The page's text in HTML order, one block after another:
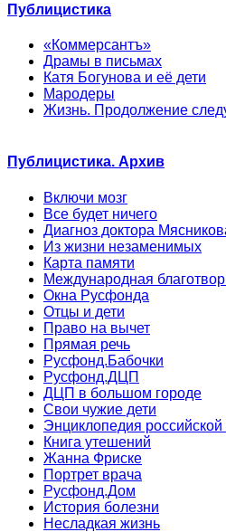
Публицистика
«Коммерсантъ»
Драмы в письмах
Катя Богунова и её дети
Мародеры
Жизнь. Продолжение
Публицистика. Архив
Включи мозг
Все будет ничего
Диагноз доктора
Из жизни незаменимых
Карта памяти
Международная
Окна Русфонда
Отцы и дети
Право на вычет
Прямая речь
Русфонд.Бабочки
Русфонд.ДЦП
ДЦП в большом городе
Свои чужие дети
Энциклопедия российской
Книга утешений
Жанна Фриске
Портрет врача
Русфонд.Дом
История болезни
Несладкая жизнь